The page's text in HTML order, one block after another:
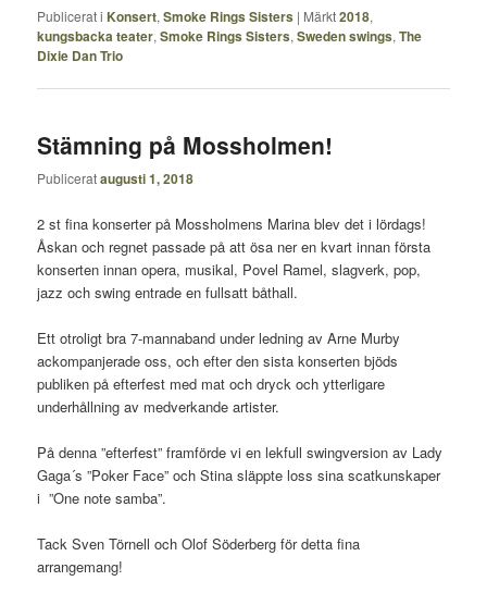
Publicerat i Konsert,Smoke Rings Sisters | Märkt2018,
kungsbacka teater,Smoke Rings Sisters,Sweden swings,The
Dixie Dan Trio
Stämning på Mossholmen!
Publicerataugusti 1, 2018
2 st fina konserter på Mossholmens Marina blev det i lördags!
Åskan och regnet passade på att ösa ner en kvart innan första
konserten innan opera, musikal, Povel Ramel, slagverk, pop,
jazz och swing entrade en fullsatt båthall.
Ett otroligt bra 7-mannaband under ledning av Arne Murby
ackompanjerade oss, och efter den sista konserten bjöds
publiken på efterfest med mat och dryck och ytterligare
underhållning av medverkande artister.
På denna ”efterfest” framförde vi en lekfull swingversion av Lady
Gaga´s ”Poker Face” och Stina släppte loss sina scatkunskaper
i ”One note samba”.
Tack Sven Törnell och Olof Söderberg för detta fina
arrangemang!